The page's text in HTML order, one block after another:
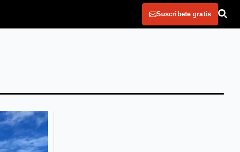
Suscribete gratis